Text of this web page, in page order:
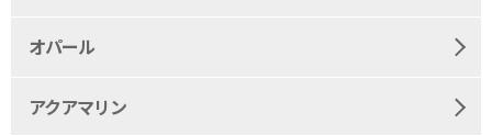
オパール
アクアマリン